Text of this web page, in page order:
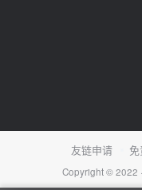
友链申请
Copyright © 2022 ·